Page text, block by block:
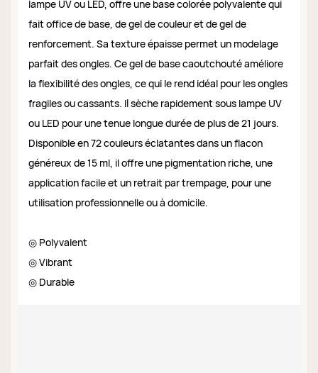
lampe UV ou LED, offre une base colorée polyvalente qui
fait office de base, de gel de couleur et de gel de
renforcement. Sa texture épaisse permet un modelage
parfait des ongles. Ce gel de base caoutchouté améliore
la flexibilité des ongles, ce qui le rend idéal pour les ongles
fragiles ou cassants. Il sèche rapidement sous lampe UV
ou LED pour une tenue longue durée de plus de 21 jours.
Disponible en 72 couleurs éclatantes dans un flacon
généreux de 15 ml, il offre une pigmentation riche, une
application facile et un retrait par trempage, pour une
utilisation professionnelle ou à domicile.
◎ Polyvalent
◎ Vibrant
◎ Durable